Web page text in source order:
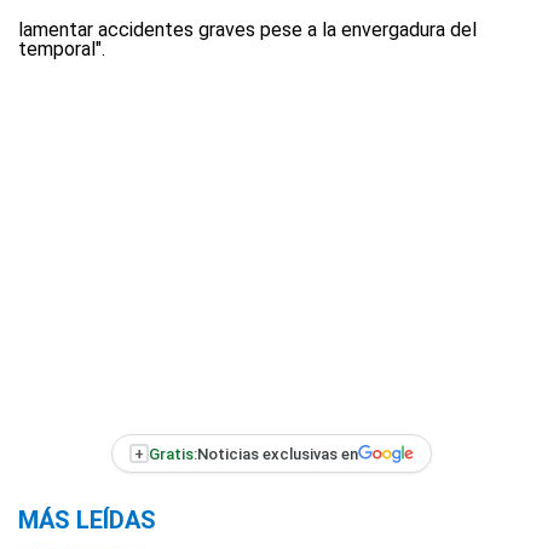
lamentar accidentes graves pese a la envergadura del
temporal".
+ Gratis:Noticias exclusivas en
MÁS LEÍDAS